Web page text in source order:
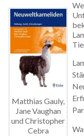
Matthias Gauly,
Jane Vaughan
und Christopher
Cebra